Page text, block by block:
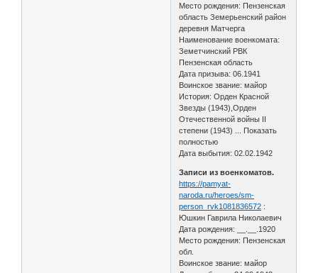
Место рождения: Пензенская
область Земерьенский район
деревня Матчерга
Наименование военкомата:
Земетчинский РВК
Пензенская область
Дата призыва: 06.1941
Воинское звание: майор
История: Орден Красной
Звезды (1943),Орден
Отечественной войны II
степени (1943) ... Показать
полностью
Дата выбытия: 02.02.1942
Записи из военкоматов.
https://pamyat-
naroda.ru/heroes/sm-
person_rvk1081836572 :
Юшкин Гаврила Николаевич
Дата рождения: __.__.1920
Место рождения: Пензенская
обл.
Воинское звание: майор